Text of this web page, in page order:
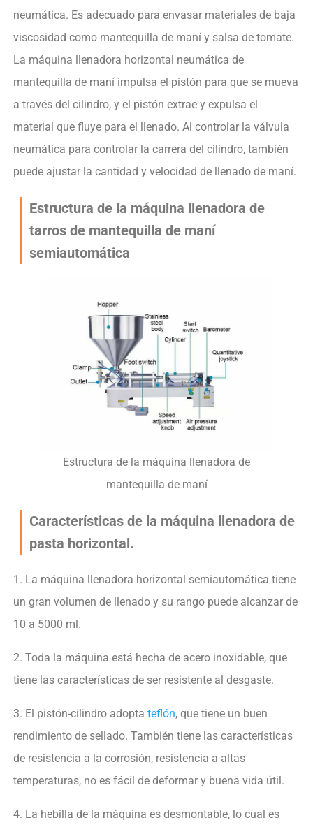
neumática. Es adecuado para envasar materiales de baja
viscosidad como mantequilla de maní y salsa de tomate.
La máquina llenadora horizontal neumática de
mantequilla de maní impulsa el pistón para que se mueva
a través del cilindro, y el pistón extrae y expulsa el
material que fluye para el llenado. Al controlar la válvula
neumática para controlar la carrera del cilindro, también
puede ajustar la cantidad y velocidad de llenado de maní.
Estructura de la máquina llenadora de
tarros de mantequilla de maní
semiautomática
Estructura de la máquina llenadora de
mantequilla de maní
Características de la máquina llenadora de
pasta horizontal.
1. La máquina llenadora horizontal semiautomática tiene
un gran volumen de llenado y su rango puede alcanzar de
10 a 5000 ml.
2. Toda la máquina está hecha de acero inoxidable, que
tiene las características de ser resistente al desgaste.
3. El pistón-cilindro adopta teflón, que tiene un buen
rendimiento de sellado. También tiene las características
de resistencia a la corrosión, resistencia a altas
temperaturas, no es fácil de deformar y buena vida útil.
4. La hebilla de la máquina es desmontable, lo cual es